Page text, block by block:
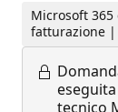
Microsoft
fatturazione |
tecnico